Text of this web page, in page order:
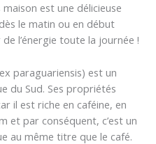
est une délicieuse
le matin ou en début
l’énergie toute la journée !
paraguariensis) est un
du Sud. Ses propriétés
il est riche en caféine, en
et par conséquent, c’est un
au même titre que le café.